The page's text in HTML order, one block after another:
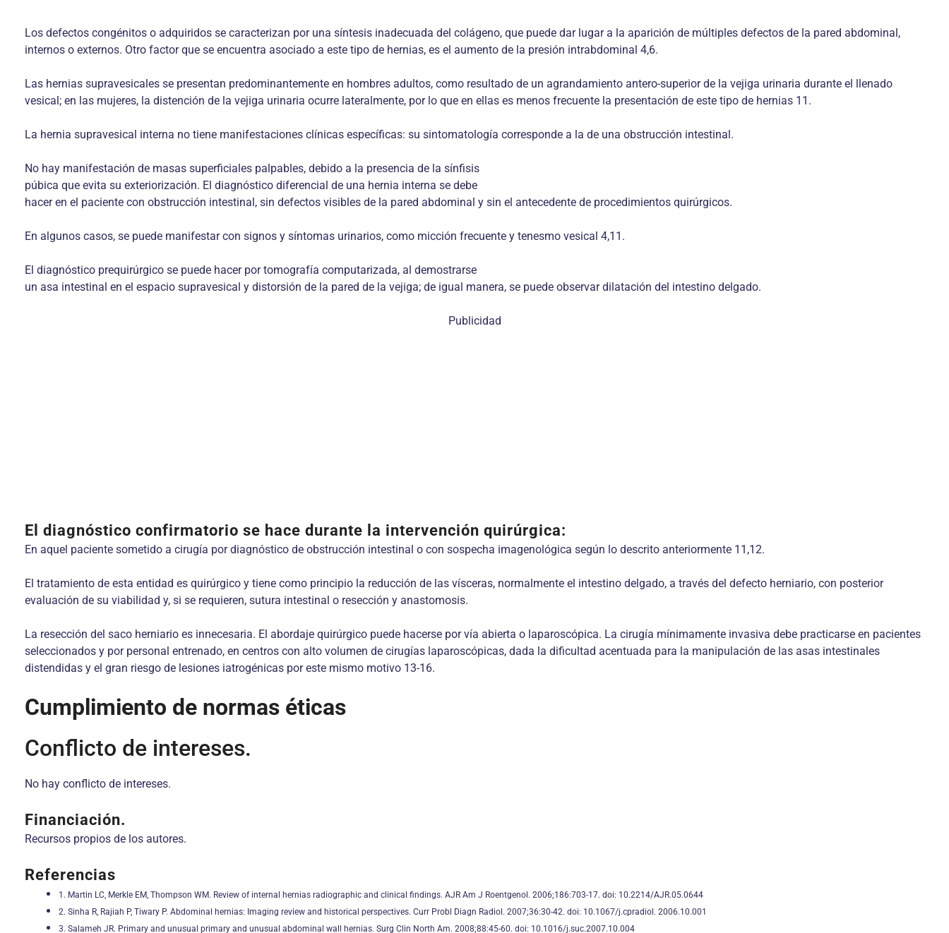
Los defectos congénitos o adquiridos se caracterizan por una síntesis inadecuada del colágeno, que puede dar lugar a la aparición de múltiples defectos de la pared abdominal,
internos o externos. Otro factor que se encuentra asociado a este tipo de hernias, es el aumento de la presión intrabdominal 4,6.
Las hernias supravesicales se presentan predominantemente en hombres adultos, como resultado de un agrandamiento antero-superior de la vejiga urinaria durante el llenado
vesical; en las mujeres, la distención de la vejiga urinaria ocurre lateralmente, por lo que en ellas es menos frecuente la presentación de este tipo de hernias 11.
La hernia supravesical interna no tiene manifestaciones clínicas específicas: su sintomatología corresponde a la de una obstrucción intestinal.
No hay manifestación de masas superficiales palpables, debido a la presencia de la sínfisis
púbica que evita su exteriorización. El diagnóstico diferencial de una hernia interna se debe
hacer en el paciente con obstrucción intestinal, sin defectos visibles de la pared abdominal y sin el antecedente de procedimientos quirúrgicos.
En algunos casos, se puede manifestar con signos y síntomas urinarios, como micción frecuente y tenesmo vesical 4,11.
El diagnóstico prequirúrgico se puede hacer por tomografía computarizada, al demostrarse
un asa intestinal en el espacio supravesical y distorsión de la pared de la vejiga; de igual manera, se puede observar dilatación del intestino delgado.
Publicidad
El diagnóstico confirmatorio se hace durante la intervención quirúrgica:
En aquel paciente sometido a cirugía por diagnóstico de obstrucción intestinal o con sospecha imagenológica según lo descrito anteriormente 11,12.
El tratamiento de esta entidad es quirúrgico y tiene como principio la reducción de las vísceras, normalmente el intestino delgado, a través del defecto herniario, con posterior
evaluación de su viabilidad y, si se requieren, sutura intestinal o resección y anastomosis.
La resección del saco herniario es innecesaria. El abordaje quirúrgico puede hacerse por vía abierta o laparoscópica. La cirugía mínimamente invasiva debe practicarse en pacientes
seleccionados y por personal entrenado, en centros con alto volumen de cirugías laparoscópicas, dada la dificultad acentuada para la manipulación de las asas intestinales
distendidas y el gran riesgo de lesiones iatrogénicas por este mismo motivo 13-16.
Cumplimiento de normas éticas
Conflicto de intereses.
No hay conflicto de intereses.
Financiación.
Recursos propios de los autores.
Referencias
1. Martin LC, Merkle EM, Thompson WM. Review of internal hernias radiographic and clinical findings. AJR Am J Roentgenol. 2006;186:703-17. doi: 10.2214/AJR.05.0644
2. Sinha R, Rajiah P, Tiwary P. Abdominal hernias: Imaging review and historical perspectives. Curr Probl Diagn Radiol. 2007;36:30-42. doi: 10.1067/j.cpradiol. 2006.10.001
3. Salameh JR. Primary and unusual primary and unusual abdominal wall hernias. Surg Clin North Am. 2008;88:45-60. doi: 10.1016/j.suc.2007.10.004